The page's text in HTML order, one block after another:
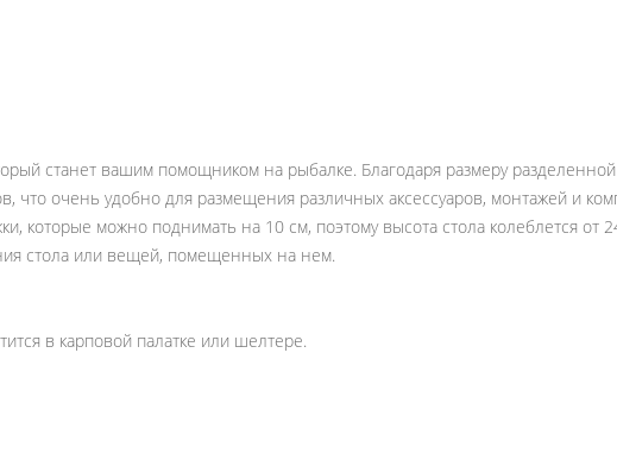
станет вашим помощником на рыбалке. Благодаря размеру
что очень удобно для размещения различных аксессуаров, монтажей и
которые можно поднимать на 10 см, поэтому высота стола колеблется
стола или вещей, помещенных на нем.
в карповой палатке или шелтере.